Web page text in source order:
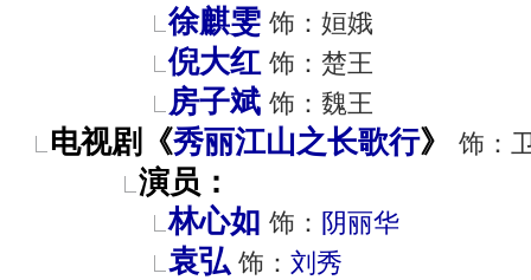
徐麒雯 饰：姮娥
倪大红 饰：楚王
房子斌 饰：魏王
电视剧《秀丽江山之长歌行》 饰：
演员：
林心如 饰： 阴丽华
袁弘 饰： 刘秀